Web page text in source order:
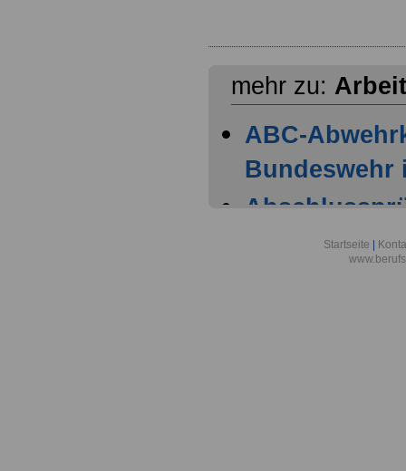
mehr zu:
ABC-
Bundeswehr
Startseite